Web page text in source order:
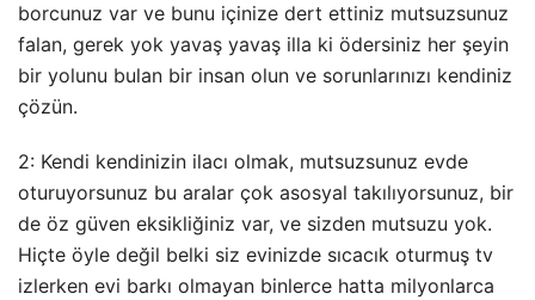
borcunuz var ve bunu içinize dert ettiniz mutsuzsunuz
falan, gerek yok yavaş yavaş illa ki ödersiniz her şeyin
bir yolunu bulan bir insan olun ve sorunlarınızı kendiniz
çözün.
2: Kendi kendinizin ilacı olmak, mutsuzsunuz evde
oturuyorsunuz bu aralar çok asosyal takılıyorsunuz, bir
de öz güven eksikliğiniz var, ve sizden mutsuzu yok.
Hiçte öyle değil belki siz evinizde sıcacık oturmuş tv
izlerken evi barkı olmayan binlerce hatta milyonlarca